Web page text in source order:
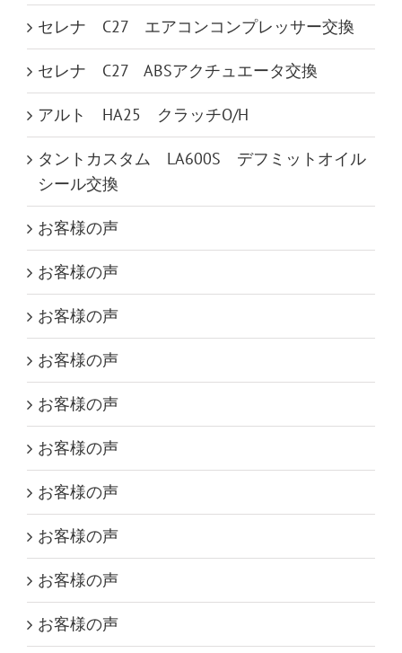
セレナ C27 エアコンコンプレッサー交換
セレナ C27 ABSアクチュエータ交換
アルト HA25 クラッチO/H
タントカスタム LA600S デフミットオイル
シール交換
お客様の声
お客様の声
お客様の声
お客様の声
お客様の声
お客様の声
お客様の声
お客様の声
お客様の声
お客様の声